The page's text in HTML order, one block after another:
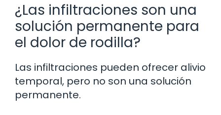
¿Las infiltraciones son una
solución permanente para
el dolor de rodilla?
Las infiltraciones pueden ofrecer alivio
temporal, pero no son una solución
permanente.